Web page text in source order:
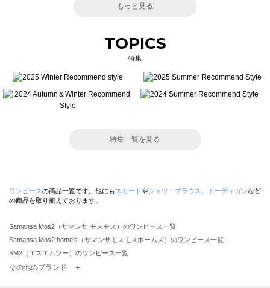
もっと見る
TOPICS
特集
特集一覧を見る
ワンピースの商品一覧です。他にも スカート やシャツ・ブラウス カーディガンなど
の商品を取り揃えております。
Samansa Mos2（サマンサ モスモス）のワンピース一覧
Samansa Mos2 home's（サマンサモスモスホームズ）のワンピース一覧
SM2（エスエムツー）のワンピース一覧
TSUHARU by Samansa Mos2（ツハルバイサマンサモスモス）のワンピース一覧
その他のブランド ＋